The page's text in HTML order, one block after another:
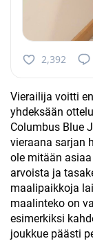
2,392
Vierailija voitti
yhdeksään
Columbus Blue
vieraana sarjan
ole mitään
arvoista ja
maalipaikkoja
maalinteko on
esimerkiksi
joukkue päästi